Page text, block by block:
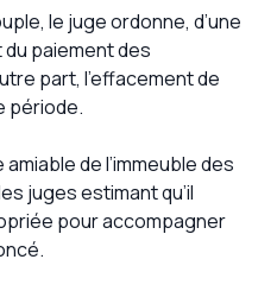
le juge ordonne, d’une
paiement des
part, l’effacement de
période.
de l’immeuble des
juges estimant qu’il
pour accompagner